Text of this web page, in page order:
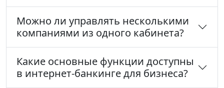
Можно ли управлять несколькими
компаниями из одного кабинета?
Какие основные функции доступны
в интернет-банкинге для бизнеса?